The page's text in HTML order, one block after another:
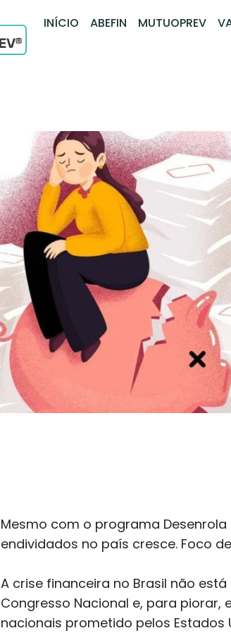
INÍCIO ABEFIN MUTUOPREV
Mesmo com o programa
endividados no país cresce. Foco
A crise financeira no Brasil não
Congresso Nacional e, para
nacionais prometido pelos Estados